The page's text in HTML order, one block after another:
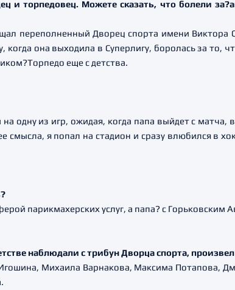
и торпедовец. Можете сказать, что болели
переполненный Дворец спорта имени Виктора
она выходила в Суперлигу, боролась за то,
еще с детства.
одну из игр, ожидая, когда папа выйдет с матча,
смысла, я попал на стадион и сразу влюбился в
парикмахерских услуг, а папа? с
наблюдали с трибун Дворца спорта,
Михаила Варнакова, Максима Потапова,